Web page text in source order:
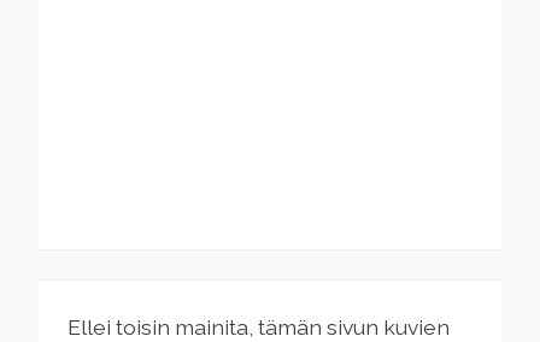
Ellei toisin mainita, tämän sivun kuvien